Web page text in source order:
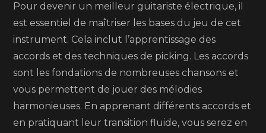
Pour devenir un meilleur guitariste électrique, il
est essentiel de maîtriser les bases du jeu de cet
instrument. Cela inclut l’apprentissage des
accords et des techniques de picking. Les accords
sont les fondations de nombreuses chansons et
vous permettent de jouer des mélodies
harmonieuses. En apprenant différents accords et
en pratiquant leur transition fluide, vous serez en